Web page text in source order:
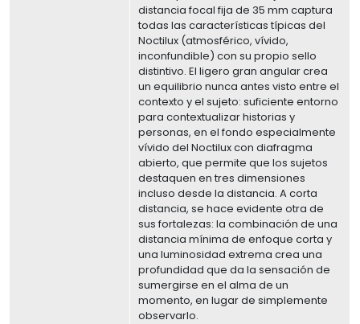
distancia focal fija de 35 mm captura
todas las características típicas del
Noctilux (atmosférico, vívido,
inconfundible) con su propio sello
distintivo. El ligero gran angular crea
un equilibrio nunca antes visto entre el
contexto y el sujeto: suficiente entorno
para contextualizar historias y
personas, en el fondo especialmente
vívido del Noctilux con diafragma
abierto, que permite que los sujetos
destaquen en tres dimensiones
incluso desde la distancia. A corta
distancia, se hace evidente otra de
sus fortalezas: la combinación de una
distancia mínima de enfoque corta y
una luminosidad extrema crea una
profundidad que da la sensación de
sumergirse en el alma de un
momento, en lugar de simplemente
observarlo.